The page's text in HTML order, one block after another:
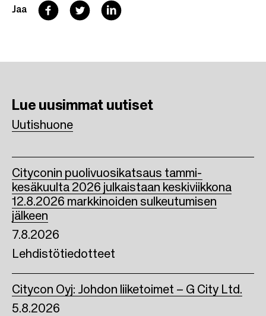
Jaa F
o
o
T
e
r
L
d
Lue uusimmat uutiset
Uutishuone
7.8.2026
Lehdistötiedotteet
Cityconin puolivuosikatsaus tammi-
kesäkuulta 2026 julkaistaan keskiviikkona
12.8.2026 markkinoiden sulkeutumisen
jälkeen
5.8.2026
Citycon Oyj: Johdon liiketoimet – G City Ltd.